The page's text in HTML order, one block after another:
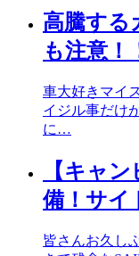
高騰する
も注意！
車大好きマイ
イジル事だけ
に…
【キャ
備！サイ
皆さんお久し